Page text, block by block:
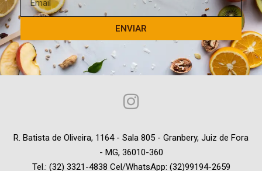
ENVIAR
R. Batista de Oliveira, 1164 - Sala 805 - Granbery, Juiz de Fora
- MG, 36010-360
Tel.: (32) 3321-4838 Cel/WhatsApp: (32)99194-2659